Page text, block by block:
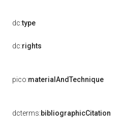
dc:type
dc:rights
pico:materialAndTechnique
dcterms:bibliographicCitation